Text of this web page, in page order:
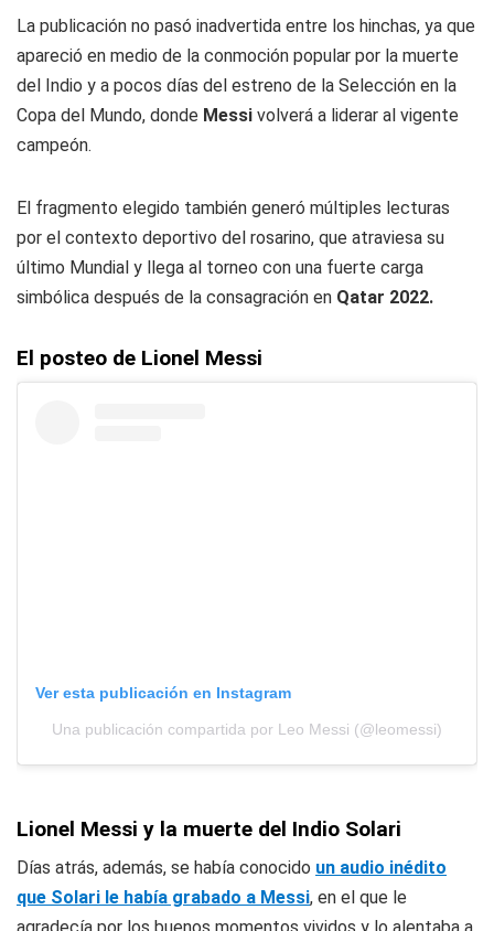
La publicación no pasó inadvertida entre los hinchas, ya que
apareció en medio de la conmoción popular por la muerte
del Indio y a pocos días del estreno de la Selección en la
Copa del Mundo, donde Messi volverá a liderar al vigente
campeón.
El fragmento elegido también generó múltiples lecturas
por el contexto deportivo del rosarino, que atraviesa su
último Mundial y llega al torneo con una fuerte carga
simbólica después de la consagración en Qatar 2022.
El posteo de Lionel Messi
Ver esta publicación en Instagram
Una publicación compartida por Leo Messi (@leomessi)
Lionel Messi y la muerte del Indio Solari
Días atrás, además, se había conocido un audio inédito
que Solari le había grabado a Messi, en el que le